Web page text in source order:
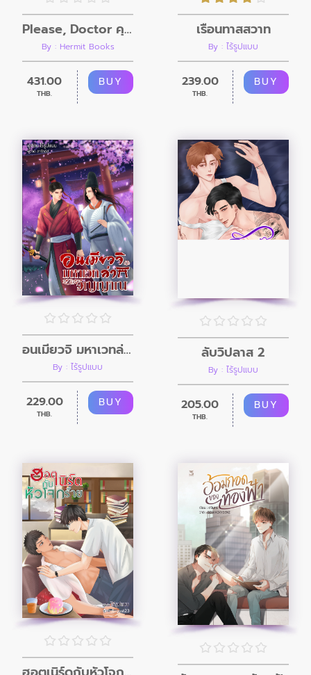
Please, Doctor คุณหมอครับ รับรักผมหน่อย
By : Hermit Books
431.00
THB.
BUY
เรือนทาสสวาท
By : ไร้รูปแบบ
239.00
THB.
BUY
อนเมียวจิ มหาเวทล่าวิญญาณ
By : ไร้รูปแบบ
229.00
THB.
BUY
ลับวิปลาส 2
By : ไร้รูปแบบ
205.00
THB.
BUY